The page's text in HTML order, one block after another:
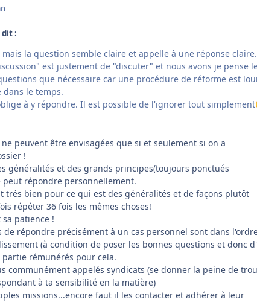
dit :
la question semble claire et appelle à une réponse claire.
est justement de "discuter" et nous avons je pense
que nécessaire car une procédure de réforme est
dans le temps.
à y répondre. Il est possible de l'ignorer tout simplement
peuvent être envisagées que si et seulement si on a
!
généralités et des grands principes(toujours ponctués
répondre personnellement.
trés bien pour ce qui est des généralités et de façons plutôt
répéter 36 fois les mêmes choses!
patience !
de répondre précisément à un cas personnel sont dans
(à condition de poser les bonnes questions et donc
rémunérés pour cela.
communément appelés syndicats (se donner la peine de
à ta sensibilité en la matière)
missions...encore faut il les contacter et adhérer à leur